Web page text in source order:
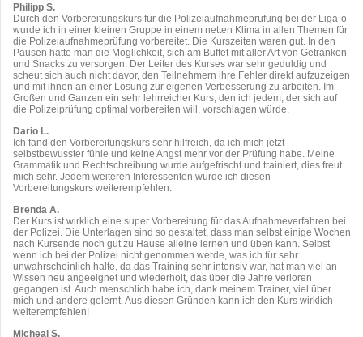
Philipp S.
Durch den Vorbereitungskurs für die Polizeiaufnahmeprüfung bei der Liga-o
wurde ich in einer kleinen Gruppe in einem netten Klima in allen Themen für
die Polizeiaufnahmeprüfung vorbereitet. Die Kurszeiten waren gut. In den
Pausen hatte man die Möglichkeit, sich am Buffet mit aller Art von Getränken
und Snacks zu versorgen. Der Leiter des Kurses war sehr geduldig und
scheut sich auch nicht davor, den Teilnehmern ihre Fehler direkt aufzuzeigen
und mit ihnen an einer Lösung zur eigenen Verbesserung zu arbeiten. Im
Großen und Ganzen ein sehr lehrreicher Kurs, den ich jedem, der sich auf
die Polizeiprüfung optimal vorbereiten will, vorschlagen würde.
Dario L.
Ich fand den Vorbereitungskurs sehr hilfreich, da ich mich jetzt
selbstbewusster fühle und keine Angst mehr vor der Prüfung habe. Meine
Grammatik und Rechtschreibung wurde aufgefrischt und trainiert, dies freut
mich sehr. Jedem weiteren Interessenten würde ich diesen
Vorbereitungskurs weiterempfehlen.
Brenda A.
Der Kurs ist wirklich eine super Vorbereitung für das Aufnahmeverfahren bei
der Polizei. Die Unterlagen sind so gestaltet, dass man selbst einige Wochen
nach Kursende noch gut zu Hause alleine lernen und üben kann. Selbst
wenn ich bei der Polizei nicht genommen werde, was ich für sehr
unwahrscheinlich halte, da das Training sehr intensiv war, hat man viel an
Wissen neu angeeignet und wiederholt, das über die Jahre verloren
gegangen ist. Auch menschlich habe ich, dank meinem Trainer, viel über
mich und andere gelernt. Aus diesen Gründen kann ich den Kurs wirklich
weiterempfehlen!
Micheal S.